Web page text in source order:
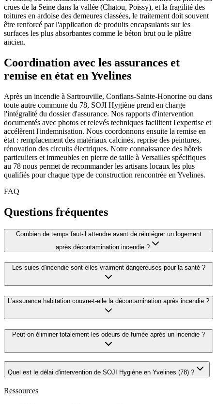
crues de la Seine dans la vallée (Chatou, Poissy), et la fragilité des
toitures en ardoise des demeures classées, le traitement doit souvent
être renforcé par l'application de produits encapsulants sur les
surfaces les plus absorbantes comme le béton brut ou le plâtre
ancien.
Coordination avec les assurances et
remise en état en Yvelines
Après un incendie à Sartrouville, Conflans-Sainte-Honorine ou dans
toute autre commune du 78, SOJI Hygiène prend en charge
l'intégralité du dossier d'assurance. Nos rapports d'intervention
documentés avec photos et relevés techniques facilitent l'expertise et
accélèrent l'indemnisation. Nous coordonnons ensuite la remise en
état : remplacement des matériaux calcinés, reprise des peintures,
rénovation des circuits électriques. Notre connaissance des hôtels
particuliers et immeubles en pierre de taille à Versailles spécifiques
au 78 nous permet de recommander les artisans locaux les plus
qualifiés pour chaque type de construction rencontrée en Yvelines.
FAQ
Questions fréquentes
Combien de temps faut-il attendre avant de réintégrer un logement
après décontamination incendie ?
Les suies d'incendie sont-elles vraiment dangereuses pour la santé ?
L'assurance habitation couvre-t-elle la décontamination après incendie ?
Peut-on éliminer totalement les odeurs de fumée après un incendie ?
Quel est le délai d'intervention de SOJI Hygiène en Yvelines (78) ?
Ressources